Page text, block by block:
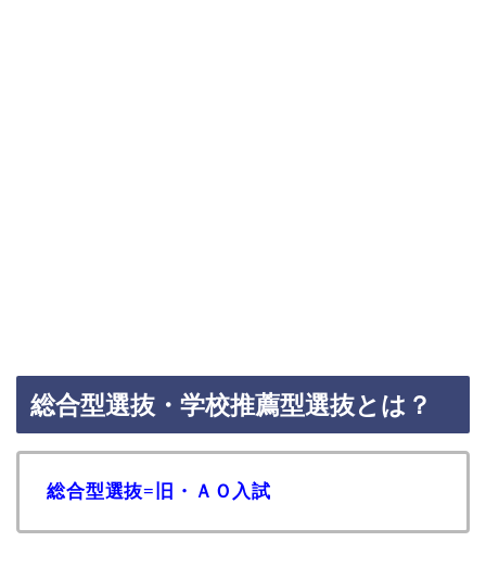
総合型選抜・学校推薦型選抜とは？
総合型選抜=旧・ＡＯ入試